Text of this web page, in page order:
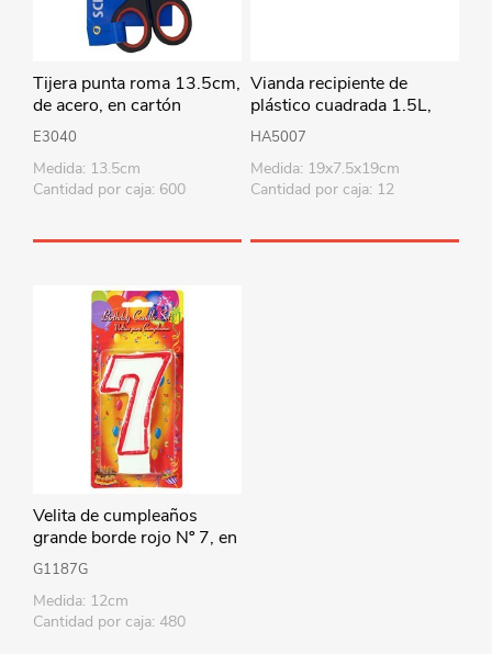
Tijera punta roma 13.5cm,
de acero, en cartón
E3040
Medida: 13.5cm
Cantidad por caja: 600
Vianda recipiente de
plástico cuadrada 1.5L,
x2, varios colores
HA5007
Medida: 19x7.5x19cm
Cantidad por caja: 12
Velita de cumpleaños
grande borde rojo Nº 7, en
blister
G1187G
Medida: 12cm
Cantidad por caja: 480